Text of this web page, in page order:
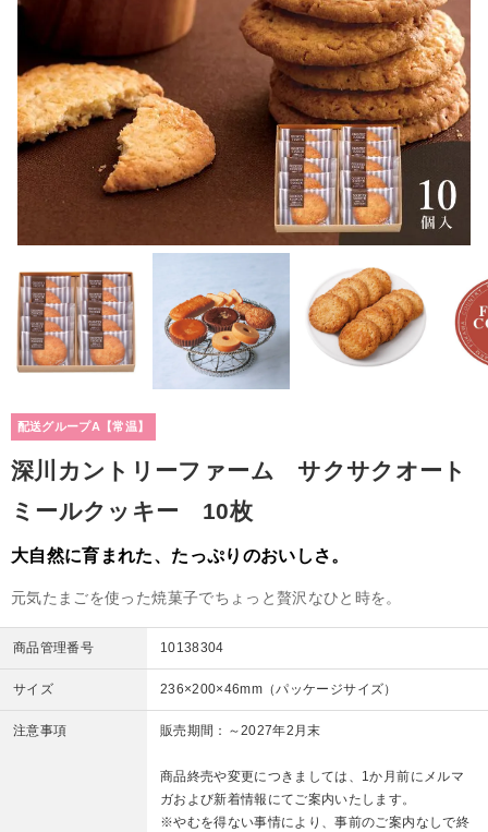
配送グループA【常温】
深川カントリーファーム サクサクオート
ミールクッキー 10枚
大自然に育まれた、たっぷりのおいしさ。
元気たまごを使った焼菓子でちょっと贅沢なひと時を。
商品管理番号 10138304
サイズ 236×200×46mm（パッケージサイズ）
注意事項 販売期間：～2027年2月末
商品終売や変更につきましては、1か月前にメルマ
ガおよび新着情報にてご案内いたします。
※やむを得ない事情により、事前のご案内なしで終